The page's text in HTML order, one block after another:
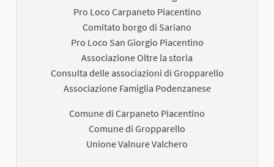
Pro Loco Carpaneto Piacentino
Comitato borgo di Sariano
Pro Loco San Giorgio Piacentino
Associazione Oltre la storia
Consulta delle associazioni di Gropparello
Associazione Famiglia Podenzanese
Comune di Carpaneto Piacentino
Comune di Gropparello
Unione Valnure Valchero